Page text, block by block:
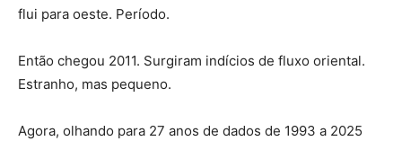
flui para oeste. Período.
Então chegou 2011. Surgiram indícios de fluxo oriental.
Estranho, mas pequeno.
Agora, olhando para 27 anos de dados de 1993 a 2025